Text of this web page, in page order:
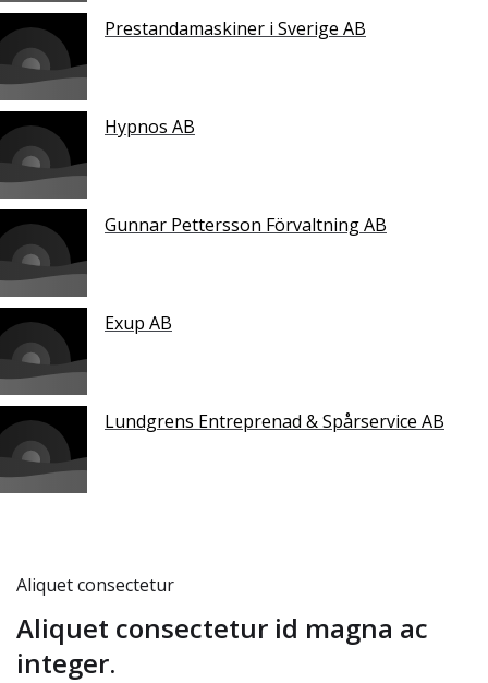
Prestandamaskiner i Sverige AB
Hypnos AB
Gunnar Pettersson Förvaltning AB
Exup AB
Lundgrens Entreprenad & Spårservice AB
Aliquet consectetur
Aliquet consectetur id magna ac
integer.